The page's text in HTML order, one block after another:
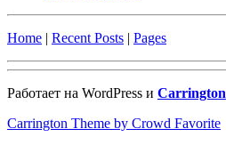
Home | Recent Posts | Pages
Работает на WordPress и Carrington
Carrington Theme by Crowd Favorite